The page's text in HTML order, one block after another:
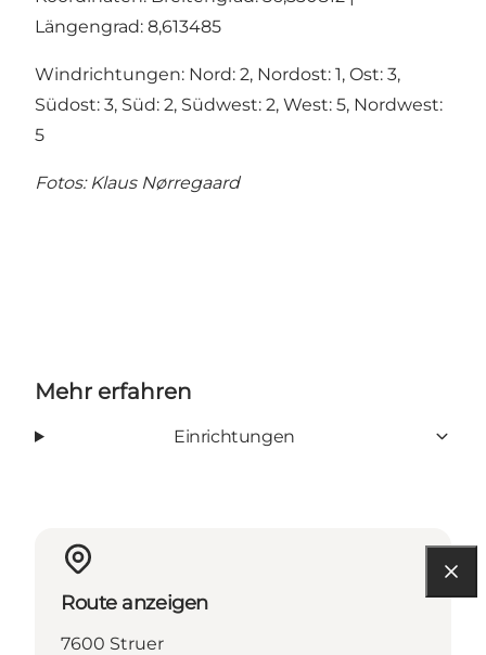
Längengrad: 8,613485
Windrichtungen: Nord: 2, Nordost: 1, Ost: 3,
Südost: 3, Süd: 2, Südwest: 2, West: 5, Nordwest:
5
Fotos: Klaus Nørregaard
Mehr erfahren
Einrichtungen
Route anzeigen
7600 Struer